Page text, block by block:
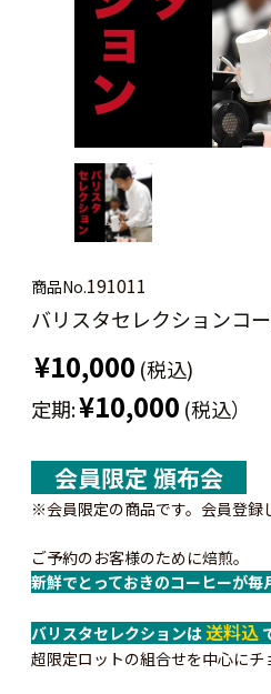
商品No.191011
バリスタセレクションコ
¥10,000 (税込)
定期:¥10,000 (税込）
会員限定 頒布会
※会員限定の商品です。会員登録
ご予約のお客様のために焙煎。
新鮮でとっておきのコーヒーが毎
バリスタセレクションは 送料込
超限定ロットの組合せを中心にチ